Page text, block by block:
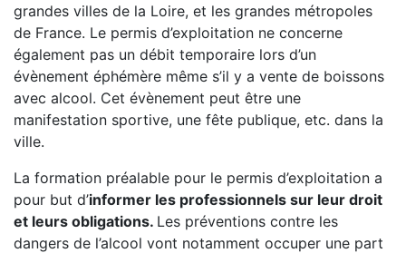
grandes villes de la Loire, et les grandes métropoles
de France. Le permis d’exploitation ne concerne
également pas un débit temporaire lors d’un
évènement éphémère même s’il y a vente de boissons
avec alcool. Cet évènement peut être une
manifestation sportive, une fête publique, etc. dans la
ville.
La formation préalable pour le permis d’exploitation a
pour but d’informer les professionnels sur leur droit
et leurs obligations. Les préventions contre les
dangers de l’alcool vont notamment occuper une part